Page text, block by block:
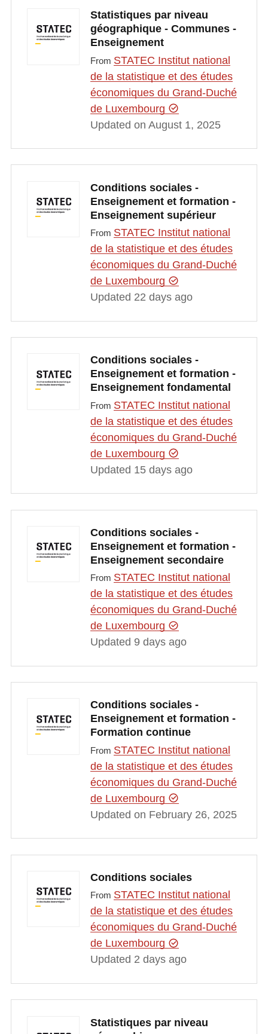
Statistiques par niveau
géographique - Communes -
Enseignement
From STATEC Institut national
de la statistique et des études
économiques du Grand-Duché
de Luxembourg
Updated on August 1, 2025
Conditions sociales -
Enseignement et formation -
Enseignement supérieur
From STATEC Institut national
de la statistique et des études
économiques du Grand-Duché
de Luxembourg
Updated 22 days ago
Conditions sociales -
Enseignement et formation -
Enseignement fondamental
From STATEC Institut national
de la statistique et des études
économiques du Grand-Duché
de Luxembourg
Updated 15 days ago
Conditions sociales -
Enseignement et formation -
Enseignement secondaire
From STATEC Institut national
de la statistique et des études
économiques du Grand-Duché
de Luxembourg
Updated 9 days ago
Conditions sociales -
Enseignement et formation -
Formation continue
From STATEC Institut national
de la statistique et des études
économiques du Grand-Duché
de Luxembourg
Updated on February 26, 2025
Conditions sociales
From STATEC Institut national
de la statistique et des études
économiques du Grand-Duché
de Luxembourg
Updated 2 days ago
Statistiques par niveau